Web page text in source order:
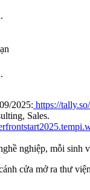
2025: https://
Sales.
nghiệp, mỗi sinh
cửa mở ra thư